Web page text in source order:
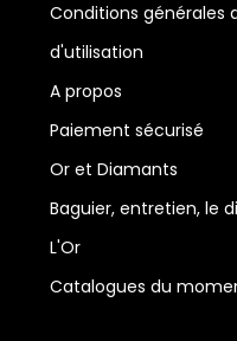
Conditions générales
d'utilisation
A propos
Paiement sécurisé
Or et Diamants
Baguier, entretien, le
L'Or
Catalogues du